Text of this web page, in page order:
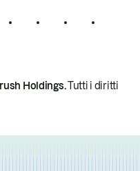
Holdings.Tutti i diritti